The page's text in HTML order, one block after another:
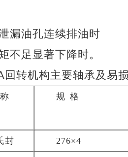
漏油孔连续排油时
不足显著下降时。
回转机构主要轴承及易
称 规 格
封 276×4